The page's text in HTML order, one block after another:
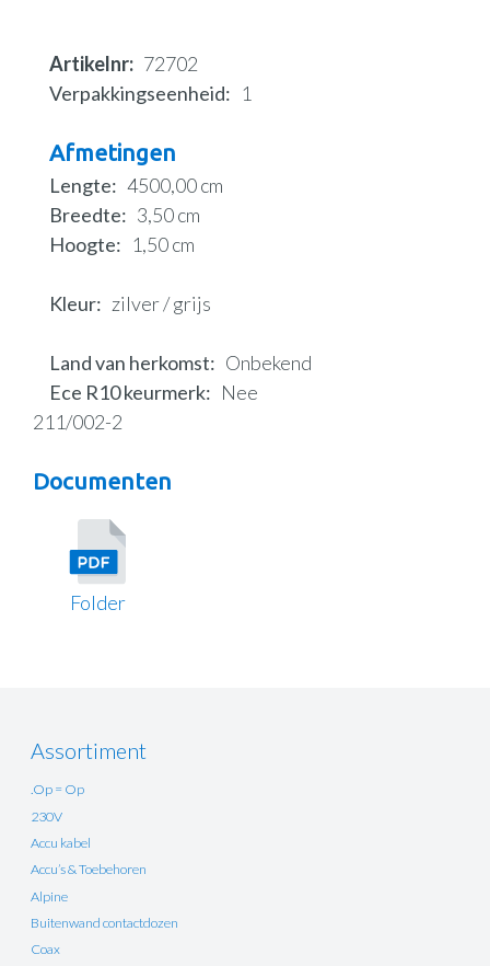
Artikelnr
72702
Verpakkingseenheid
1
Afmetingen
Lengte
4500,00 cm
Breedte
3,50 cm
Hoogte
1,50 cm
Kleur zilver / grijs
Land van herkomst
Onbekend
Ece R10 keurmerk
Nee
211/002-2
Documenten
Folder
Assortiment
.Op = Op
230V
Accu kabel
Accu’s & Toebehoren
Alpine
Buitenwand contactdozen
Coax